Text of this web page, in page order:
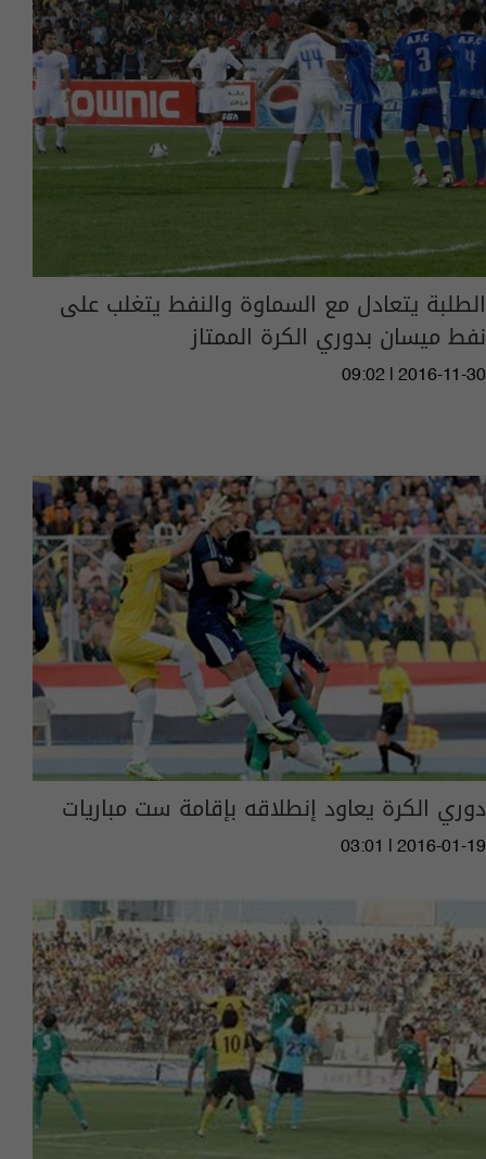
الطلبة يتعادل مع السماوة والنفط يتغلب على
نفط ميسان بدوري الكرة الممتاز
09:02 | 2016-11-30
دوري الكرة يعاود إنطلاقه بإقامة ست مباريات
03:01 | 2016-01-19